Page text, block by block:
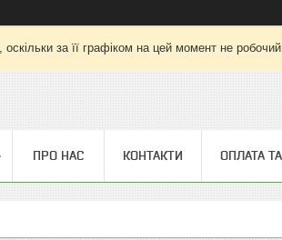
за її графіком на цей момент не
ПРО НАС КОНТАКТИ ОПЛАТА